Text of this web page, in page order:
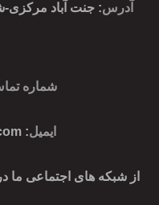
آدرس: جنت آباد مرکزی-
شماره
ایمیل:
از شبکه های اجتماعی ما